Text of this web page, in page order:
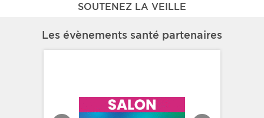
SOUTENEZ LA VEILLE
Les évènements santé partenaires